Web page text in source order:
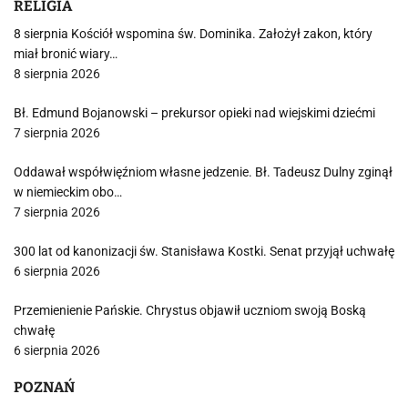
RELIGIA
8 sierpnia Kościół wspomina św. Dominika. Założył zakon, który
miał bronić wiary…
8 sierpnia 2026
Bł. Edmund Bojanowski – prekursor opieki nad wiejskimi dziećmi
7 sierpnia 2026
Oddawał współwięźniom własne jedzenie. Bł. Tadeusz Dulny zginął
w niemieckim obo…
7 sierpnia 2026
300 lat od kanonizacji św. Stanisława Kostki. Senat przyjął uchwałę
6 sierpnia 2026
Przemienienie Pańskie. Chrystus objawił uczniom swoją Boską
chwałę
6 sierpnia 2026
POZNAŃ